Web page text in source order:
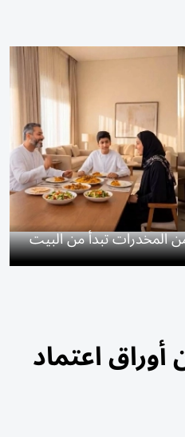
المخدرات تبدأ من البيت
اعتماد